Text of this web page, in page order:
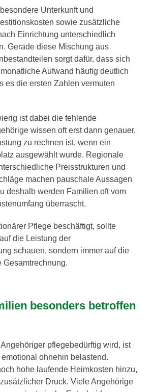
Unterkunft und
sowie zusätzliche
Einrichtung unterschiedlich
Gerade diese Mischung aus
sorgt dafür, dass sich
Aufwand häufig deutlich
es die ersten Zahlen vermuten
ist dabei die fehlende
wissen oft erst dann genauer,
zu rechnen ist, wenn ein
ausgewählt wurde. Regionale
Preisstrukturen und
machen pauschale Aussagen
deshalb werden Familien oft vom
überrascht.
Pflege beschäftigt, sollte
die Leistung der
schauen, sondern immer auf die
Gesamtrechnung.
besonders betroffen
pflegebedürftig wird, ist
ohnehin belastend.
hohe laufende Heimkosten hinzu,
Druck. Viele Angehörige